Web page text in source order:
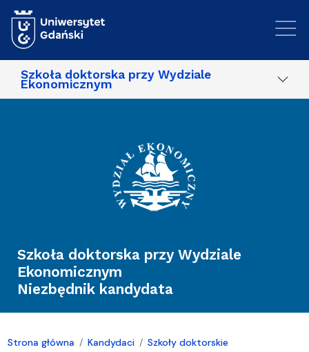
Szkoła doktorska przy Wydziale
Ekonomicznym
Szkoła doktorska przy Wydziale
Ekonomicznym
Niezbędnik kandydata
Strona główna Kandydaci
Szkoły doktorskie